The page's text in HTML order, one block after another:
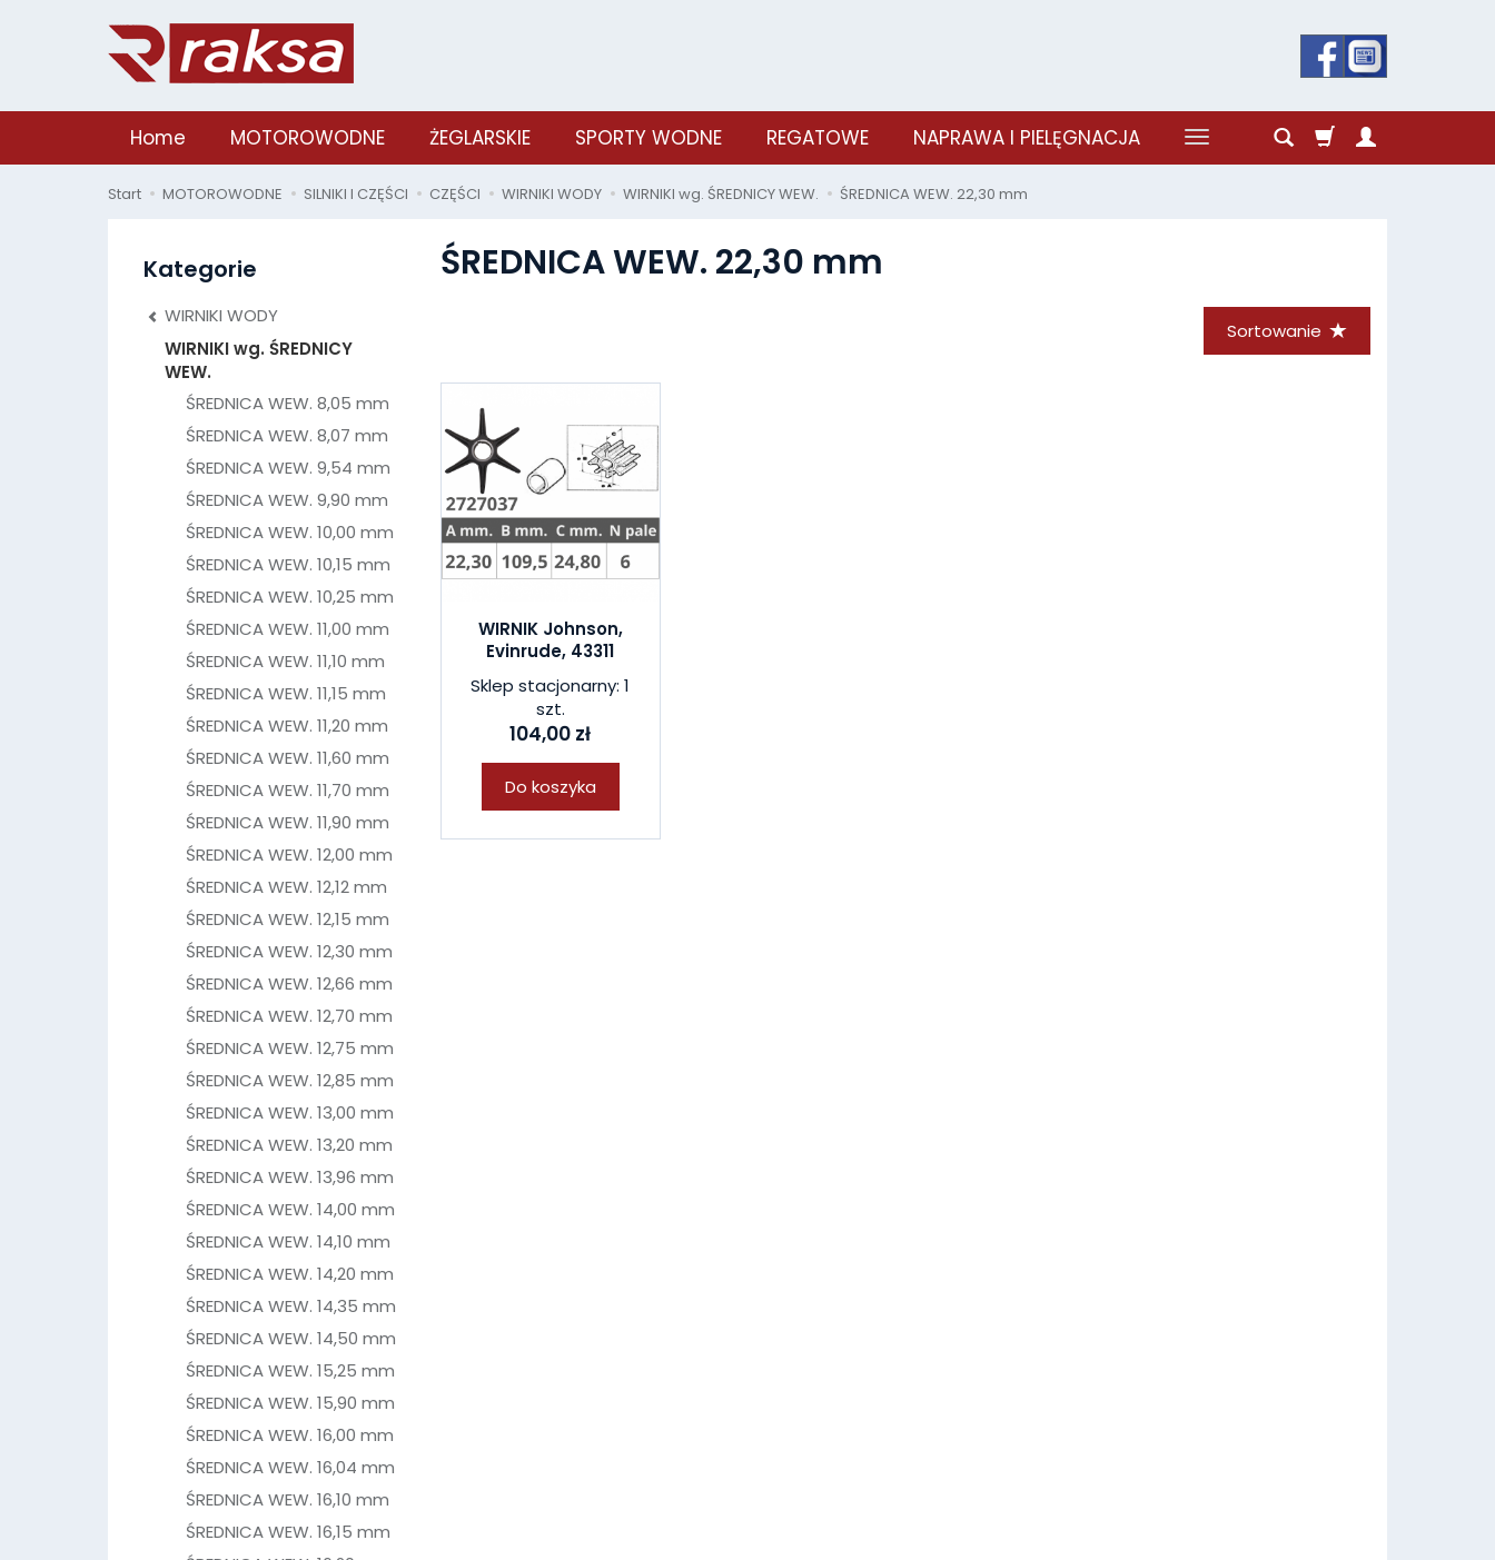
Home MOTOROWODNE ŻEGLARSKIE SPORTY WODNE REGATOWE NAPRAWA I PIELĘGNACJA
Start MOTOROWODNE SILNIKI I CZĘŚCI CZĘŚCI WIRNIKI WODY WIRNIKI wg. ŚREDNICY WEW. ŚREDNICA WEW. 22,30 mm
ŚREDNICA WEW. 22,30 mm
Sortowanie
WIRNIK Johnson,
Evinrude, 43311
Sklep stacjonarny: 1
szt.
104,00 zł
Do koszyka
Kategorie
WIRNIKI WODY
WIRNIKI wg. ŚREDNICY
WEW.
ŚREDNICA WEW. 8,05 mm
ŚREDNICA WEW. 8,07 mm
ŚREDNICA WEW. 9,54 mm
ŚREDNICA WEW. 9,90 mm
ŚREDNICA WEW. 10,00 mm
ŚREDNICA WEW. 10,15 mm
ŚREDNICA WEW. 10,25 mm
ŚREDNICA WEW. 11,00 mm
ŚREDNICA WEW. 11,10 mm
ŚREDNICA WEW. 11,15 mm
ŚREDNICA WEW. 11,20 mm
ŚREDNICA WEW. 11,60 mm
ŚREDNICA WEW. 11,70 mm
ŚREDNICA WEW. 11,90 mm
ŚREDNICA WEW. 12,00 mm
ŚREDNICA WEW. 12,12 mm
ŚREDNICA WEW. 12,15 mm
ŚREDNICA WEW. 12,30 mm
ŚREDNICA WEW. 12,66 mm
ŚREDNICA WEW. 12,70 mm
ŚREDNICA WEW. 12,75 mm
ŚREDNICA WEW. 12,85 mm
ŚREDNICA WEW. 13,00 mm
ŚREDNICA WEW. 13,20 mm
ŚREDNICA WEW. 13,96 mm
ŚREDNICA WEW. 14,00 mm
ŚREDNICA WEW. 14,10 mm
ŚREDNICA WEW. 14,20 mm
ŚREDNICA WEW. 14,35 mm
ŚREDNICA WEW. 14,50 mm
ŚREDNICA WEW. 15,25 mm
ŚREDNICA WEW. 15,90 mm
ŚREDNICA WEW. 16,00 mm
ŚREDNICA WEW. 16,04 mm
ŚREDNICA WEW. 16,10 mm
ŚREDNICA WEW. 16,15 mm